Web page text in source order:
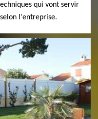
qui vont servir
l'entreprise.